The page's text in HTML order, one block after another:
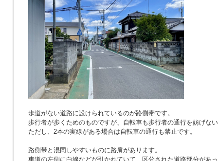
歩道がない道路に設けられているのが路側帯です。
歩行者が歩くためのものですが、自転車も歩行者の通行を妨げな
ただし、2本の実線がある場合は自転車の通行も禁止です。
路側帯と混同しやすいものに路肩があります。
車道の左側に白線などが引かれていて、区分された道路部分があ